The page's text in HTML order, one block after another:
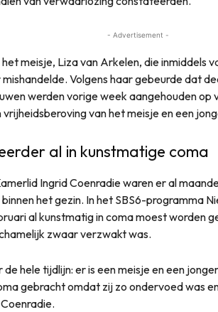
- Advertisement -
meisje, Liza van Arkelen, die inmiddels
Volgens haar gebeurde dat
werden vorige week aangehouden op
vrijheidsberoving van het meisje en een
al in kunstmatige coma
Ingrid Coenradie waren er al
het gezin. In het SBS6-programma
al kunstmatig in coma moest worden
zwaar verzwakt was.
de hele tijdlijn: er is een meisje en een
gebracht omdat zij zo ondervoed was